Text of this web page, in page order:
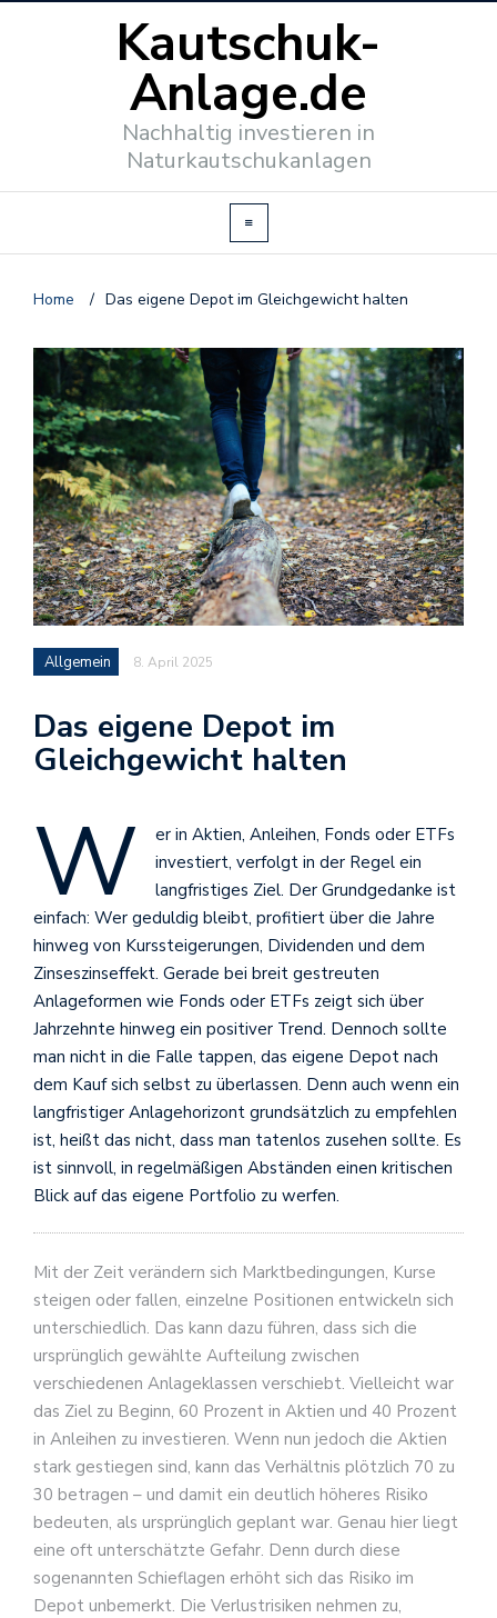
Kautschuk-
Anlage.de
Nachhaltig investieren in
Naturkautschukanlagen
Home / Das eigene Depot im Gleichgewicht halten
Allgemein 8. April 2025
Das eigene Depot im
Gleichgewicht halten
W
er in Aktien, Anleihen, Fonds oder ETFs
investiert, verfolgt in der Regel ein
langfristiges Ziel. Der Grundgedanke ist
einfach: Wer geduldig bleibt, profitiert über die Jahre
hinweg von Kurssteigerungen, Dividenden und dem
Zinseszinseffekt. Gerade bei breit gestreuten
Anlageformen wie Fonds oder ETFs zeigt sich über
Jahrzehnte hinweg ein positiver Trend. Dennoch sollte
man nicht in die Falle tappen, das eigene Depot nach
dem Kauf sich selbst zu überlassen. Denn auch wenn ein
langfristiger Anlagehorizont grundsätzlich zu empfehlen
ist, heißt das nicht, dass man tatenlos zusehen sollte. Es
ist sinnvoll, in regelmäßigen Abständen einen kritischen
Blick auf das eigene Portfolio zu werfen.
Mit der Zeit verändern sich Marktbedingungen, Kurse
steigen oder fallen, einzelne Positionen entwickeln sich
unterschiedlich. Das kann dazu führen, dass sich die
ursprünglich gewählte Aufteilung zwischen
verschiedenen Anlageklassen verschiebt. Vielleicht war
das Ziel zu Beginn, 60 Prozent in Aktien und 40 Prozent
in Anleihen zu investieren. Wenn nun jedoch die Aktien
stark gestiegen sind, kann das Verhältnis plötzlich 70 zu
30 betragen – und damit ein deutlich höheres Risiko
bedeuten, als ursprünglich geplant war. Genau hier liegt
eine oft unterschätzte Gefahr. Denn durch diese
sogenannten Schieflagen erhöht sich das Risiko im
Depot unbemerkt. Die Verlustrisiken nehmen zu,